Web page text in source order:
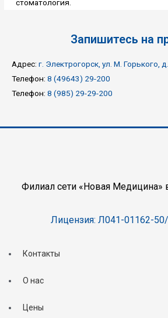
стоматология.
Запишитесь на
Адрес: г. Электрогорск, ул. М. Горького,
Телефон: 8 (49643) 29-200
Телефон: 8 (985) 29-29-200
Филиал сети «Новая Медицина»
Лицензия: Л041-01162-
Контакты
О нас
Цены